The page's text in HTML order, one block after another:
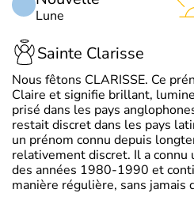
Lune
Sainte Clarisse
Nous fêtons CLARISSE. Ce
Claire et signifie brillant,
prisé dans les pays
restait discret dans les pays
un prénom connu depuis
relativement discret. Il a
des années 1980-1990 et
manière régulière, sans jamais